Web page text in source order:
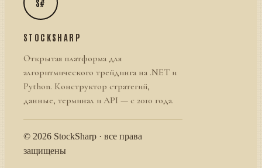
S#
STOCKSHARP
Открытая платформа для
алгоритмического трейдинга на .NET и
Python. Конструктор стратегий,
данные, терминал и API — с 2010 года.
© 2026 StockSharp · все права
защищены